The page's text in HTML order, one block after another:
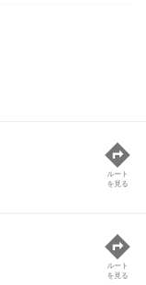
ルート
を見る
ルート
を見る